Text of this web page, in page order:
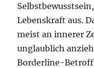
Lebenskraft aus.
meist an innerer
unglaublich
Borderline-